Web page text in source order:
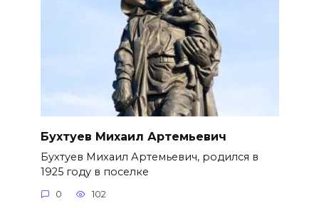
Бухтуев Михаил Артемьевич
Бухтуев Михаил Артемьевич, родился в
1925 году в поселке
0 102